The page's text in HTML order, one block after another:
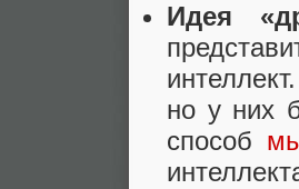
Идея
но у них
способ